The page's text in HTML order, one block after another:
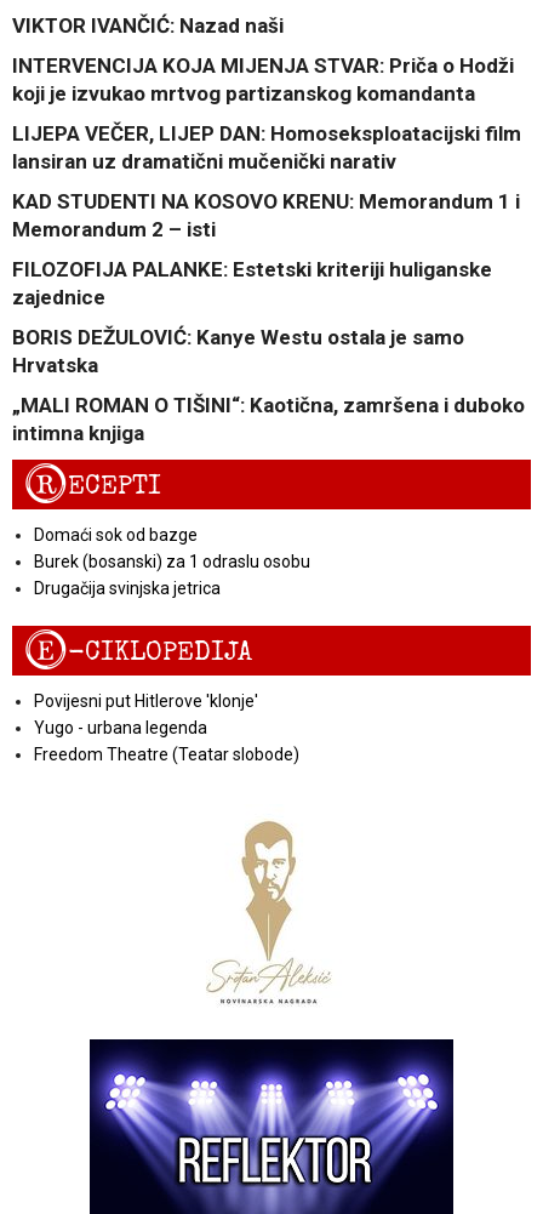
VIKTOR IVANČIĆ: Nazad naši
INTERVENCIJA KOJA MIJENJA STVAR: Priča o Hodži
koji je izvukao mrtvog partizanskog komandanta
LIJEPA VEČER, LIJEP DAN: Homoseksploatacijski film
lansiran uz dramatični mučenički narativ
KAD STUDENTI NA KOSOVO KRENU: Memorandum 1 i
Memorandum 2 – isti
FILOZOFIJA PALANKE: Estetski kriteriji huliganske
zajednice
BORIS DEŽULOVIĆ: Kanye Westu ostala je samo
Hrvatska
„MALI ROMAN O TIŠINI“: Kaotična, zamršena i duboko
intimna knjiga
RECEPTI
Domaći sok od bazge
Burek (bosanski) za 1 odraslu osobu
Drugačija svinjska jetrica
E-CIKLOPEDIJA
Povijesni put Hitlerove 'klonje'
Yugo - urbana legenda
Freedom Theatre (Teatar slobode)